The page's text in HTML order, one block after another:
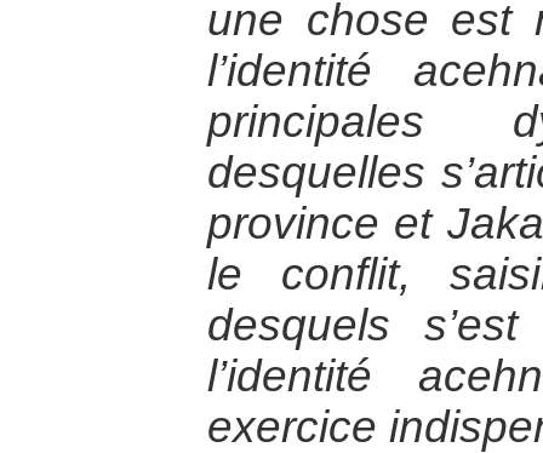
une chose est
l’identité
principales
desquelles
province et
le conflit,
desquels
l’identité
exercice